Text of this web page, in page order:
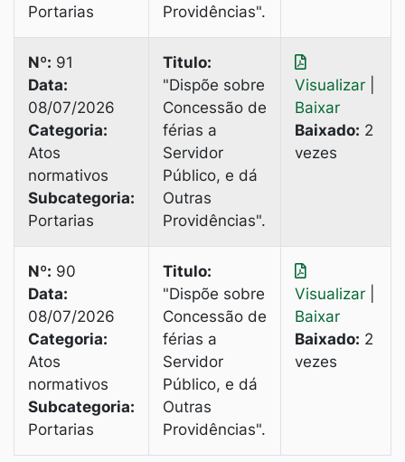
Portarias
Providências".
Nº: 91
Data:
08/07/2026
Categoria:
Atos
normativos
Subcategoria:
Portarias
Titulo:
"Dispõe sobre
Concessão de
férias a
Servidor
Público, e dá
Outras
Providências".
Visualizar
Baixar
Baixado: 2
vezes
Nº: 90
Data:
08/07/2026
Categoria:
Atos
normativos
Subcategoria:
Portarias
Titulo:
"Dispõe sobre
Concessão de
férias a
Servidor
Público, e dá
Outras
Providências".
Visualizar
Baixar
Baixado: 2
vezes